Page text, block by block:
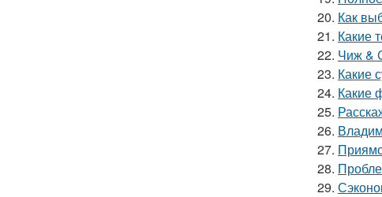
20. Как
21. Какие
22. Чиж &
23. Какие
24. Какие
25.
26.
27.
28.
29.